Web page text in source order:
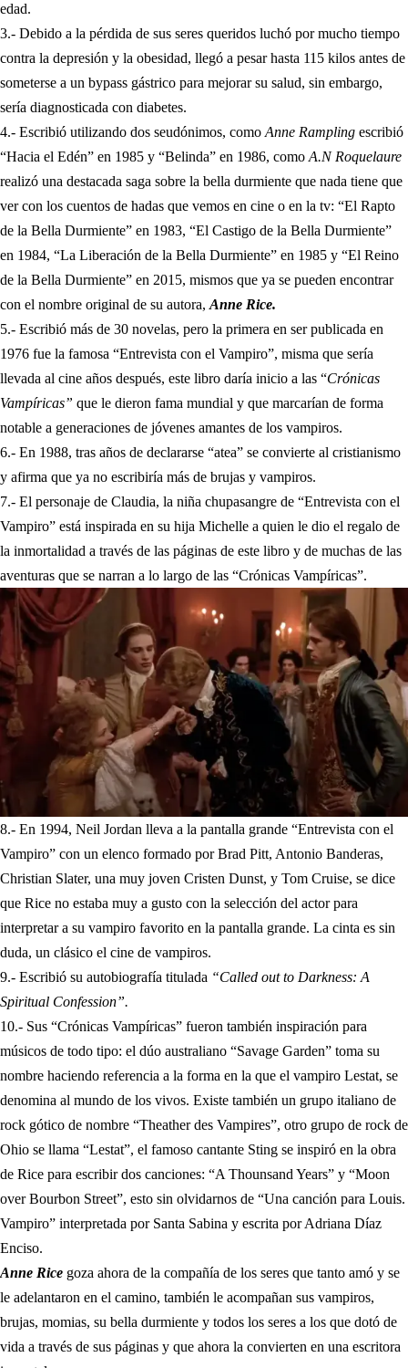
edad.
3.- Debido a la pérdida de sus seres queridos luchó por mucho tiempo
contra la depresión y la obesidad, llegó a pesar hasta 115 kilos antes de
someterse a un bypass gástrico para mejorar su salud, sin embargo,
sería diagnosticada con diabetes.
4.- Escribió utilizando dos seudónimos, como Anne Rampling escribió
“Hacia el Edén” en 1985 y “Belinda” en 1986, como A.N Roquelaure
realizó una destacada saga sobre la bella durmiente que nada tiene que
ver con los cuentos de hadas que vemos en cine o en la tv: “El Rapto
de la Bella Durmiente” en 1983, “El Castigo de la Bella Durmiente”
en 1984, “La Liberación de la Bella Durmiente” en 1985 y “El Reino
de la Bella Durmiente” en 2015, mismos que ya se pueden encontrar
con el nombre original de su autora, Anne Rice.
5.- Escribió más de 30 novelas, pero la primera en ser publicada en
1976 fue la famosa “Entrevista con el Vampiro”, misma que sería
llevada al cine años después, este libro daría inicio a las “Crónicas
Vampíricas” que le dieron fama mundial y que marcarían de forma
notable a generaciones de jóvenes amantes de los vampiros.
6.- En 1988, tras años de declararse “atea” se convierte al cristianismo
y afirma que ya no escribiría más de brujas y vampiros.
7.- El personaje de Claudia, la niña chupasangre de “Entrevista con el
Vampiro” está inspirada en su hija Michelle a quien le dio el regalo de
la inmortalidad a través de las páginas de este libro y de muchas de las
aventuras que se narran a lo largo de las “Crónicas Vampíricas”.
8.- En 1994, Neil Jordan lleva a la pantalla grande “Entrevista con el
Vampiro” con un elenco formado por Brad Pitt, Antonio Banderas,
Christian Slater, una muy joven Cristen Dunst, y Tom Cruise, se dice
que Rice no estaba muy a gusto con la selección del actor para
interpretar a su vampiro favorito en la pantalla grande. La cinta es sin
duda, un clásico el cine de vampiros.
9.- Escribió su autobiografía titulada “Called out to Darkness: A
Spiritual Confession”.
10.- Sus “Crónicas Vampíricas” fueron también inspiración para
músicos de todo tipo: el dúo australiano “Savage Garden” toma su
nombre haciendo referencia a la forma en la que el vampiro Lestat, se
denomina al mundo de los vivos. Existe también un grupo italiano de
rock gótico de nombre “Theather des Vampires”, otro grupo de rock de
Ohio se llama “Lestat”, el famoso cantante Sting se inspiró en la obra
de Rice para escribir dos canciones: “A Thounsand Years” y “Moon
over Bourbon Street”, esto sin olvidarnos de “Una canción para Louis.
Vampiro” interpretada por Santa Sabina y escrita por Adriana Díaz
Enciso.
Anne Rice goza ahora de la compañía de los seres que tanto amó y se
le adelantaron en el camino, también le acompañan sus vampiros,
brujas, momias, su bella durmiente y todos los seres a los que dotó de
vida a través de sus páginas y que ahora la convierten en una escritora